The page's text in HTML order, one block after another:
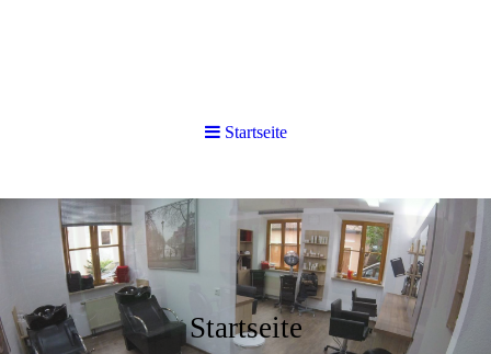
Startseite
Startseite